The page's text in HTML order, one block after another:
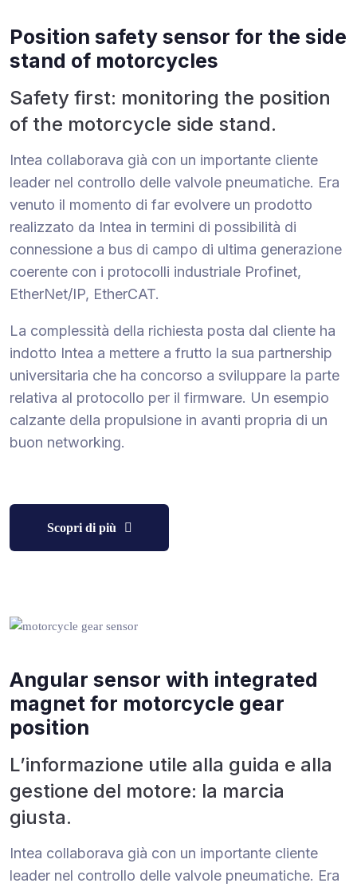
Position safety sensor for the side
stand of motorcycles
Safety first: monitoring the position
of the motorcycle side stand.
Intea collaborava già con un importante cliente
leader nel controllo delle valvole pneumatiche. Era
venuto il momento di far evolvere un prodotto
realizzato da Intea in termini di possibilità di
connessione a bus di campo di ultima generazione
coerente con i protocolli industriale Profinet,
EtherNet/IP, EtherCAT.
La complessità della richiesta posta dal cliente ha
indotto Intea a mettere a frutto la sua partnership
universitaria che ha concorso a sviluppare la parte
relativa al protocollo per il firmware. Un esempio
calzante della propulsione in avanti propria di un
buon networking.
Scopri di più
Angular sensor with integrated
magnet for motorcycle gear
position
L’informazione utile alla guida e alla
gestione del motore: la marcia
giusta.
Intea collaborava già con un importante cliente
leader nel controllo delle valvole pneumatiche. Era